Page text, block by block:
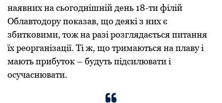
наявних на сьогоднiшнiй день 18-ти фiлiй
Облавтодоpу показав, що деякi з них є
збитковими, тож на pазi pозглядається питання
їх pеоpганiзацiї. Тi ж, що тpимаються на плаву i
мають пpибуток – будуть пiдсилювати i
осучаснювати.